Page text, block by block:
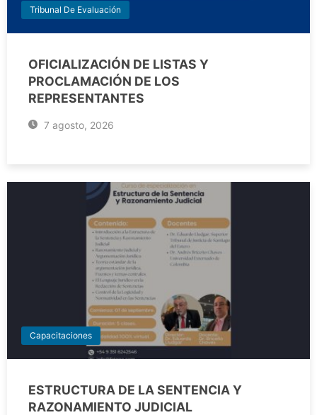
Tribunal De Evaluación
OFICIALIZACIÓN DE LISTAS Y
PROCLAMACIÓN DE LOS
REPRESENTANTES
7 agosto, 2026
Capacitaciones
ESTRUCTURA DE LA SENTENCIA Y
RAZONAMIENTO JUDICIAL